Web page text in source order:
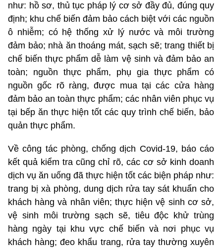
như: hồ sơ, thủ tục pháp lý cơ sở đầy đủ, đúng quy
định; khu chế biến đảm bảo cách biệt với các nguồn
ô nhiễm; có hệ thống xử lý nước và môi trường
đảm bảo; nhà ăn thoáng mát, sạch sẽ; trang thiết bị
chế biến thực phẩm dễ làm vệ sinh và đảm bảo an
toàn; nguồn thực phẩm, phụ gia thực phẩm có
nguồn gốc rõ ràng, được mua tại các cửa hàng
đảm bảo an toàn thực phẩm; các nhân viên phục vụ
tại bếp ăn thực hiện tốt các quy trình chế biến, bảo
quản thực phẩm.
Về công tác phòng, chống dịch Covid-19, báo cáo
kết quả kiểm tra cũng chỉ rõ, các cơ sở kinh doanh
dịch vụ ăn uống đã thực hiện tốt các biện pháp như:
trang bị xà phòng, dung dịch rửa tay sát khuẩn cho
khách hàng và nhân viên; thực hiện vệ sinh cơ sở,
vệ sinh môi trường sạch sẽ, tiêu độc khử trùng
hàng ngày tại khu vực chế biến và nơi phục vụ
khách hàng; đeo khẩu trang, rửa tay thường xuyên